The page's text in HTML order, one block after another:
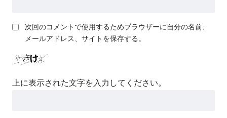
次回のコメントで使用するためブラウザーに自分の名前、
メールアドレス、サイトを保存する。
上に表示された文字を入力してください。